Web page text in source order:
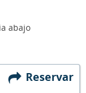
abajo
Reservar